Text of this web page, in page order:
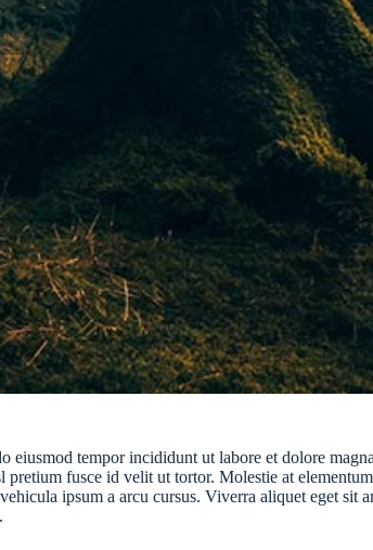
eiusmod tempor incididunt ut labore et dolore
fusce id velit ut tortor. Molestie at
ipsum a arcu cursus. Viverra aliquet eget sit